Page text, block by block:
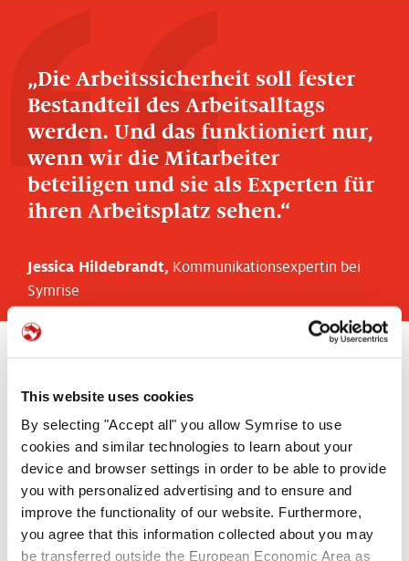
This website uses cookies
By selecting "Accept all" you allow Symrise to use
cookies and similar technologies to learn about your
device and browser settings in order to be able to provide
you with personalized advertising and to ensure and
improve the functionality of our website. Furthermore,
you agree that this information collected about you may
be transferred outside the European Economic Area as
Die Arbeitssicherheit soll fester
Bestandteil des Arbeitsalltags
werden. Und das funktioniert nur,
wenn wir die Mitarbeiter
beteiligen und sie als Experten für
ihren Arbeitsplatz sehen.
Jessica Hildebrandt, Kommunikationsexpertin bei
Symrise
Werkzeuge ebnen. Mit Symsafe wird ein ganzheitliches System
installiert, das auf mehrere Säulen setzt. „Um die meisten Unfälle
zu vermeiden, braucht es gar nicht viel. Deswegen wollen wir an
erster Stelle die Mitarbeiterinnen und Mitarbeiter dafür
sensibilisieren und ausbilden, dass sie Gefahren besser erkennen,
einschätzen und abwenden können“, sagt Jessica Hildebrandt. Die
technische Ausstattung und die Sicherheitsmaßnahmen, die
Symrise bietet, sind der Rahmen. Die Haltung, in der gearbeitet